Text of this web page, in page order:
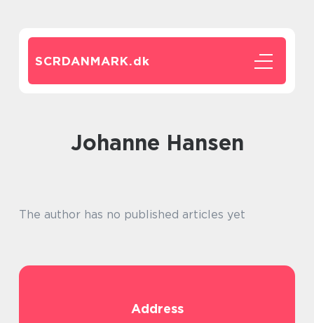
SCRDANMARK.dk
Johanne Hansen
The author has no published articles yet
Address